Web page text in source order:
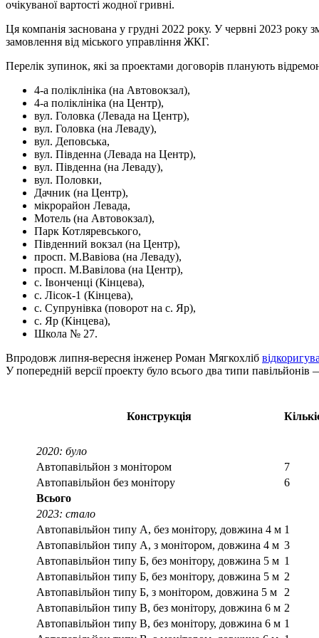
очікуваної вартості жодної гривні.
Ця компанія заснована у грудні 2022 року. У червні 2023 року
замовлення від міського управління ЖКГ.
Перелік зупинок, які за проектами договорів планують
4-а поліклініка (на Автовокзал),
4-а поліклініка (на Центр),
вул. Головка (Левада на Центр),
вул. Головка (на Леваду),
вул. Деповська,
вул. Південна (Левада на Центр),
вул. Південна (на Леваду),
вул. Половки,
Дачник (на Центр),
мікрорайон Левада,
Мотель (на Автовокзал),
Парк Котляревського,
Південний вокзал (на Центр),
просп. М.Вавіова (на Леваду),
просп. М.Вавілова (на Центр),
с. Івонченці (Кінцева),
с. Лісок-1 (Кінцева),
с. Супрунівка (поворот на с. Яр),
с. Яр (Кінцева),
Школа № 27.
Впродовж липня-вересня інженер Роман Мягкохліб
У попередній версії проекту було всього два типи
Конструкція
2020: було
Автопавільйон з монітором
7
Автопавільйон без монітору
6
Всього
2023: стало
Автопавільйон типу А, без монітору, довжина 4 м 1
Автопавільйон типу А, з монітором, довжина 4 м 3
Автопавільйон типу Б, без монітору, довжина 5 м 1
Автопавільйон типу Б, без монітору, довжина 5 м 2
Автопавільйон типу Б, з монітором, довжина 5 м
2
Автопавільйон типу В, без монітору, довжина 6 м 2
Автопавільйон типу В, без монітору, довжина 6 м 1